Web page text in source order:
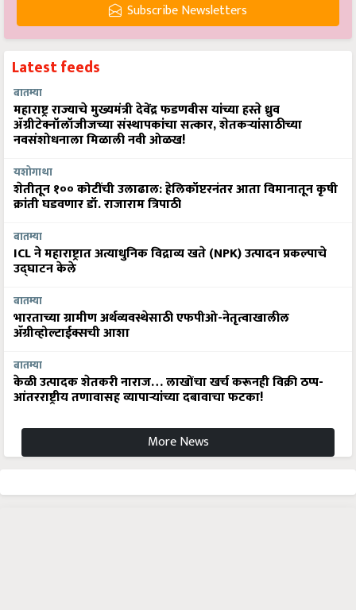
Subscribe Newsletters
Latest feeds
बातम्या
महाराष्ट्र राज्याचे मुख्यमंत्री देवेंद्र फडणवीस यांच्या हस्ते ध्रुव
ॲग्रीटेक्नॉलॉजीजच्या संस्थापकांचा सत्कार, शेतकऱ्यांसाठीच्या
नवसंशोधनाला मिळाली नवी ओळख!
यशोगाथा
शेतीतून १०० कोटींची उलाढाल: हेलिकॉप्टरनंतर आता विमानातून कृषी
क्रांती घडवणार डॉ. राजाराम त्रिपाठी
बातम्या
ICL ने महाराष्ट्रात अत्याधुनिक विद्राव्य खते (NPK) उत्पादन प्रकल्पाचे
उद्घाटन केले
बातम्या
भारताच्या ग्रामीण अर्थव्यवस्थेसाठी एफपीओ-नेतृत्वाखालील
अ‍ॅग्रीव्होल्टाईक्सची आशा
बातम्या
केळी उत्पादक शेतकरी नाराज… लाखोंचा खर्च करूनही विक्री ठप्प-
आंतरराष्ट्रीय तणावासह व्यापाऱ्यांच्या दबावाचा फटका!
More News